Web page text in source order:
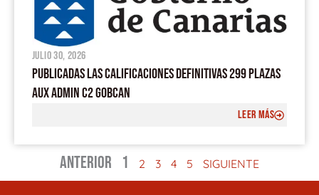
julio 30, 2026
PUBLICADAS LAS CALIFICACIONES DEFINITIVAS 299 PLAZAS
AUX ADMIN C2 GOBCAN
LEER MÁS
ANTERIOR 1 2 3 4 5 SIGUIENTE